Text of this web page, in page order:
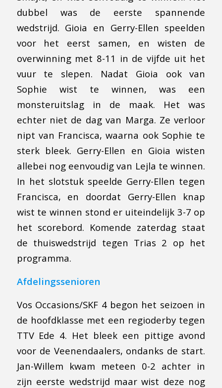
dubbel was de eerste spannende
wedstrijd. Gioia en Gerry-Ellen speelden
voor het eerst samen, en wisten de
overwinning met 8-11 in de vijfde uit het
vuur te slepen. Nadat Gioia ook van
Sophie wist te winnen, was een
monsteruitslag in de maak. Het was
echter niet de dag van Marga. Ze verloor
nipt van Francisca, waarna ook Sophie te
sterk bleek. Gerry-Ellen en Gioia wisten
allebei nog eenvoudig van Lejla te winnen.
In het slotstuk speelde Gerry-Ellen tegen
Francisca, en doordat Gerry-Ellen knap
wist te winnen stond er uiteindelijk 3-7 op
het scorebord. Komende zaterdag staat
de thuiswedstrijd tegen Trias 2 op het
programma.
Afdelingssenioren
Vos Occasions/SKF 4 begon het seizoen in
de hoofdklasse met een regioderby tegen
TTV Ede 4. Het bleek een pittige avond
voor de Veenendaalers, ondanks de start.
Jan-Willem kwam meteen 0-2 achter in
zijn eerste wedstrijd maar wist deze nog